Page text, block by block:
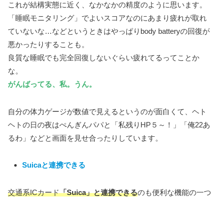
これが結構実態に近く、なかなかの精度のように思います。
「睡眠モニタリング」でよいスコアなのにあまり疲れが取れ
ていないな…などというときはやっぱりbody batteryの回復が
悪かったりすることも。
良質な睡眠でも完全回復しないぐらい疲れてるってことか
な。
がんばってる、私。うん。
自分の体力ゲージが数値で見えるというのが面白くて、ヘト
ヘトの日の夜はぺんぎんパパと「私残りHP５～！」「俺22あ
るわ」などと画面を見せ合ったりしています。
Suicaと連携できる
交通系ICカード「Suica」と連携できるのも便利な機能の一つ